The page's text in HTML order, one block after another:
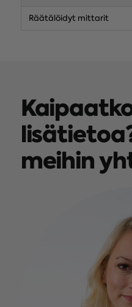
Räätälöidyt mittarit
meihin